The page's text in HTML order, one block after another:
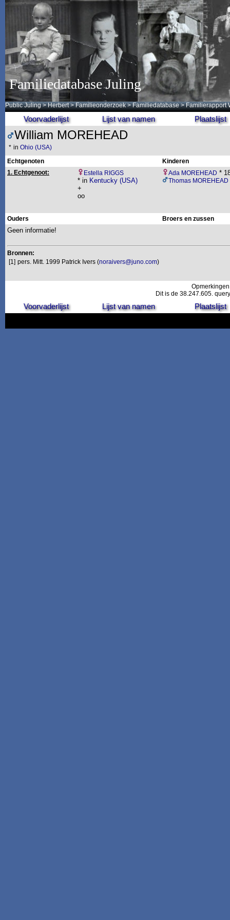
Familiedatabase Juling
Public Juling >Herbert >Familieonderzoek >Familiedatabase > Familierapport
Voorvaderlijst Lijst van namen Plaatslijst
William MOREHEAD
* in Ohio (USA)
Echtgenoten
Kinderen
1. Echtgenoot:
Estella RIGGS
* in Kentucky (USA)
+
oo
Ada MOREHEAD *
Thomas MOREHEAD
Ouders Broers en zussen
Geen informatie!
Bronnen:
[1] pers. Mitt. 1999 Patrick Ivers (noraivers@juno.com)
Dit is de 38.247.605.
Voorvaderlijst Lijst van namen Plaatslijst